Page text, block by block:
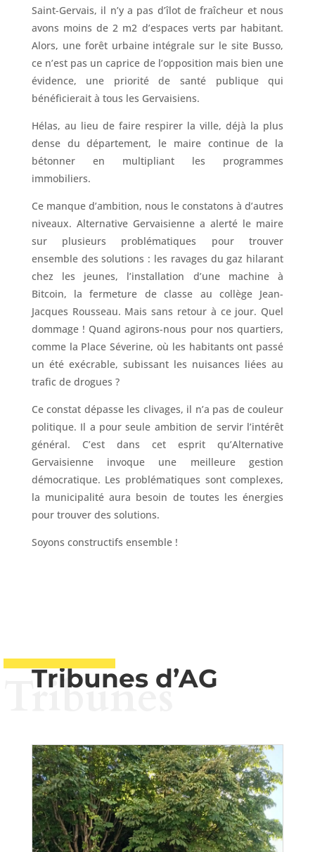
Saint-Gervais, il n’y a pas d’îlot de fraîcheur et nous
avons moins de 2 m2 d’espaces verts par habitant.
Alors, une forêt urbaine intégrale sur le site Busso,
ce n’est pas un caprice de l’opposition mais bien une
évidence, une priorité de santé publique qui
bénéficierait à tous les Gervaisiens.
Hélas, au lieu de faire respirer la ville, déjà la plus
dense du département, le maire continue de la
bétonner en multipliant les programmes
immobiliers.
Ce manque d’ambition, nous le constatons à d’autres
niveaux. Alternative Gervaisienne a alerté le maire
sur plusieurs problématiques pour trouver
ensemble des solutions : les ravages du gaz hilarant
chez les jeunes, l’installation d’une machine à
Bitcoin, la fermeture de classe au collège Jean-
Jacques Rousseau. Mais sans retour à ce jour. Quel
dommage ! Quand agirons-nous pour nos quartiers,
comme la Place Séverine, où les habitants ont passé
un été exécrable, subissant les nuisances liées au
trafic de drogues ?
Ce constat dépasse les clivages, il n’a pas de couleur
politique. Il a pour seule ambition de servir l’intérêt
général. C’est dans cet esprit qu’Alternative
Gervaisienne invoque une meilleure gestion
démocratique. Les problématiques sont complexes,
la municipalité aura besoin de toutes les énergies
pour trouver des solutions.
Soyons constructifs ensemble !
Tribunes d’AG
Tribunes